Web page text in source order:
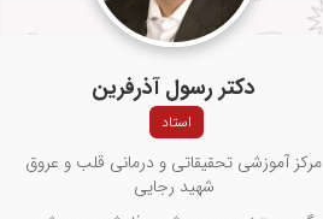
دکتر رسول آذرفرین
استاد
مرکز آموزشی تحقیقاتی و درمانی قلب و عروق
شهید رجایی